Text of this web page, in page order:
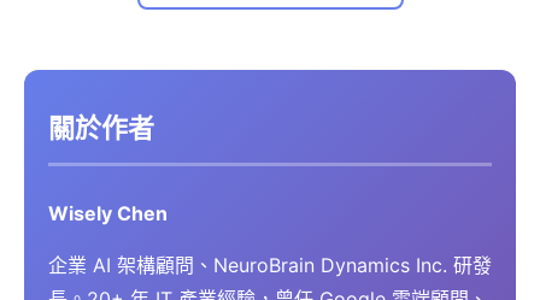
關於作者
Wisely Chen
企業 AI 架構顧問、NeuroBrain Dynamics Inc. 研發